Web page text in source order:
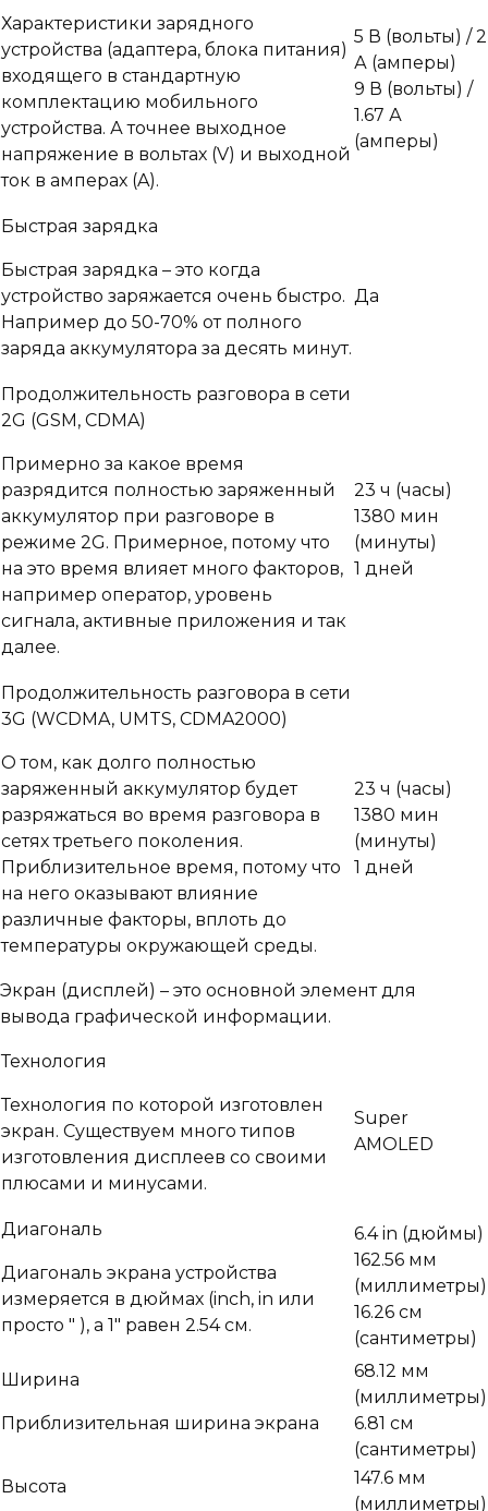
Характеристики зарядного
устройства (адаптера, блока питания)
входящего в стандартную
комплектацию мобильного
устройства. А точнее выходное
напряжение в вольтах (V) и выходной
ток в амперах (A).
5 В (вольты) / 2
А (амперы)
9 В (вольты) /
1.67 А
(амперы)
Быстрая зарядка
Быстрая зарядка – это когда
устройство заряжается очень быстро.
Например до 50-70% от полного
заряда аккумулятора за десять минут.
Да
Продолжительность разговора в сети
2G (GSM, CDMA)
Примерно за какое время
разрядится полностью заряженный
аккумулятор при разговоре в
режиме 2G. Примерное, потому что
на это время влияет много факторов,
например оператор, уровень
сигнала, активные приложения и так
далее.
23 ч (часы)
1380 мин
(минуты)
1 дней
Продолжительность разговора в сети
3G (WCDMA, UMTS, CDMA2000)
О том, как долго полностью
заряженный аккумулятор будет
разряжаться во время разговора в
сетях третьего поколения.
Приблизительное время, потому что
на него оказывают влияние
различные факторы, вплоть до
температуры окружающей среды.
23 ч (часы)
1380 мин
(минуты)
1 дней
Экран (дисплей) – это основной элемент для
вывода графической информации.
Технология
Технология по которой изготовлен
экран. Существуем много типов
изготовления дисплеев со своими
плюсами и минусами.
Super
AMOLED
Диагональ
Диагональ экрана устройства
измеряется в дюймах (inch, in или
просто ″ ), а 1″ равен 2.54 см.
6.4 in (дюймы)
162.56 мм
(миллиметры)
16.26 см
(сантиметры)
Ширина
Приблизительная ширина экрана
68.12 мм
(миллиметры)
6.81 см
(сантиметры)
Высота
147.6 мм
(миллиметры)